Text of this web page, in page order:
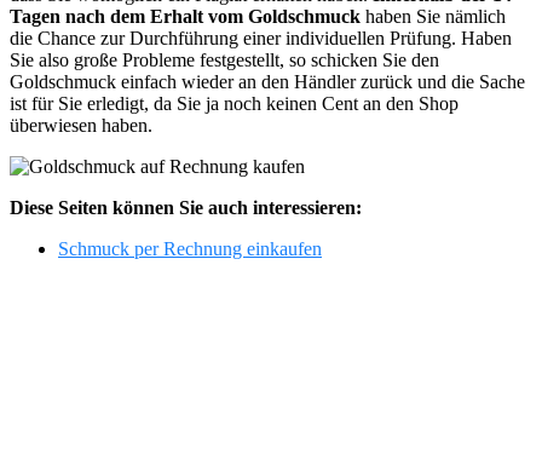
Tagen nach dem Erhalt vom Goldschmuck haben Sie nämlich
die Chance zur Durchführung einer individuellen Prüfung. Haben
Sie also große Probleme festgestellt, so schicken Sie den
Goldschmuck einfach wieder an den Händler zurück und die Sache
ist für Sie erledigt, da Sie ja noch keinen Cent an den Shop
überwiesen haben.
Diese Seiten können Sie auch interessieren:
Schmuck per Rechnung einkaufen